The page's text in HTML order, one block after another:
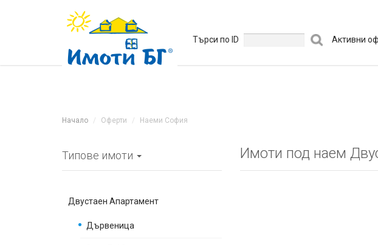
Търси по ID Активни
Начало Оферти Наеми София
Типове имоти
Двустаен Апартамент
Дървеница
Имоти под наем